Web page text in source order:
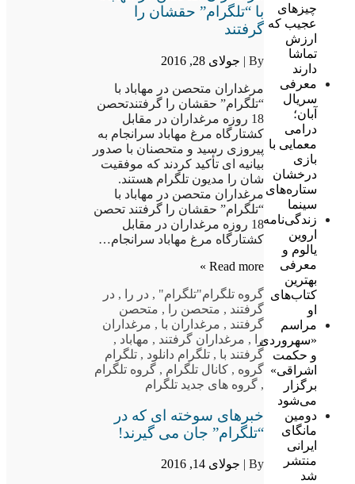
چیزهای
عجیب که
ارزش
تماشا
دارند
معرفی
سریال
آبان؛
درامی
معمایی با
بازی
درخشان
ستاره‌های
سینما
زندگی‌نامه
اروین
یالوم و
معرفی
بهترین
کتاب‌های
او
مراسم
«سهروردی
و حکمت
اشراقی»
برگزار
می‌شود
دومین
مانگای
ایرانی
منتشر
شد
با “تلگرام” حقشان را
گرفتند
By | جولای 28, 2016
مرغداران متحصن در مهاباد با
“تلگرام” حقشان را گرفتندتحصن
18 روزه مرغداران در مقابل
کشتارگاه مرغ مهاباد سرانجام به
پیروزی رسید و متحصنان با صدور
بیانیه ای تأکید کردند که موفقیت
شان را مدیون تلگرام هستند.
مرغداران متحصن در مهاباد با
“تلگرام” حقشان را گرفتند تحصن
18 روزه مرغداران در مقابل
کشتارگاه مرغ مهاباد سرانجام…
Read more »
گروه تلگرام"تلگرام" , در را , در
گرفتند , متحصن را , متحصن
گرفتند , مرغداران با , مرغداران
را
, مرغداران گرفتند , مهاباد ,
گرفتند با , تلگرام دانلود , تلگرام
گروه , کانال تلگرام , گروه تلگرام
, گروه های جدید تلگرام
خبرهای سوخته ای که در
“تلگرام” جان می گیرند!
By | جولای 14, 2016